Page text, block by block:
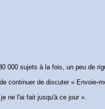
sujets à la fois, un peu de
de discuter « Envoie-
ne l'ai fait jusqu'à ce jour ».